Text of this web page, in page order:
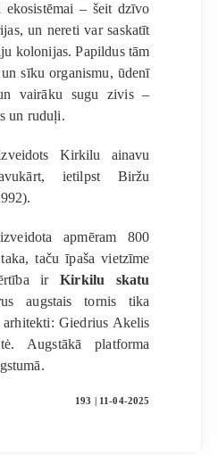
ekosistēmai – šeit dzīvo
un nereti var saskatīt
kolonijas. Papildus tām
sīku organismu, ūdenī
vairāku sugu zivis –
un ruduļi.
Kirkilu ainavu
ietilpst Biržu
apmēram 800
taču īpaša vietzīme
irKirkilu skatu
augstais tornis tika
arhitekti: Giedrius Akelis
Augstākā platforma
193 | 11-04-2025